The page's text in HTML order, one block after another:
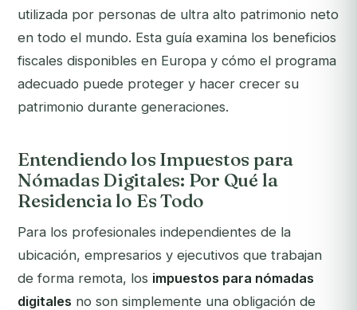
utilizada por personas de ultra alto patrimonio neto
en todo el mundo. Esta guía examina los beneficios
fiscales disponibles en Europa y cómo el programa
adecuado puede proteger y hacer crecer su
patrimonio durante generaciones.
Entendiendo los Impuestos para
Nómadas Digitales: Por Qué la
Residencia lo Es Todo
Para los profesionales independientes de la
ubicación, empresarios y ejecutivos que trabajan
de forma remota, los impuestos para nómadas
digitales no son simplemente una obligación de